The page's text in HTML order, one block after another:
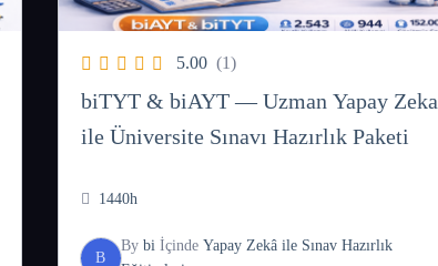
5.00 (1)
biTYT & biAYT — Uzman Yapay Zeka
ile Üniversite Sınavı Hazırlık Paketi
1440h
B
By bi İçinde Yapay Zekâ ile Sınav Hazırlık